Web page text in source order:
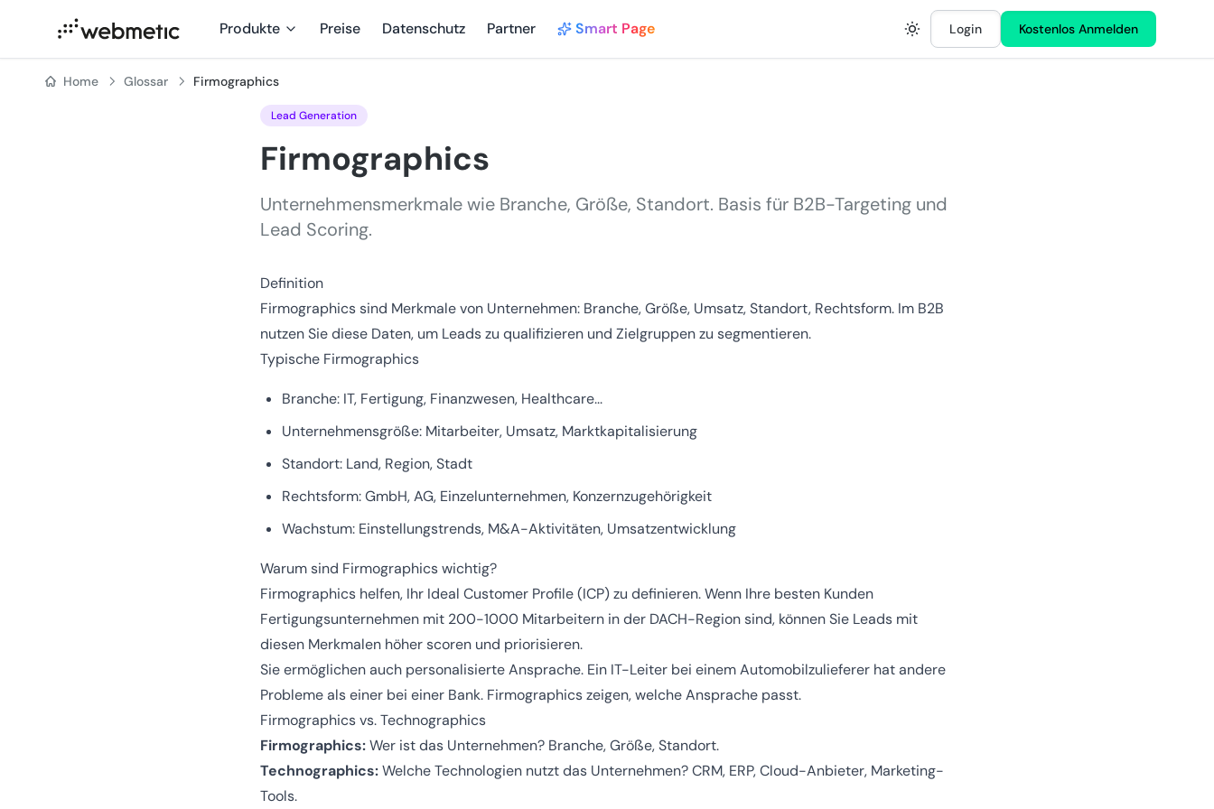
Produkte Preise Datenschutz Partner Smart Page Login Kostenlos Anmelden
Home Glossar Firmographics
Lead Generation
Firmographics
Unternehmensmerkmale wie Branche, Größe, Standort. Basis für B2B-Targeting und
Lead Scoring.
Definition
Firmographics sind Merkmale von Unternehmen: Branche, Größe, Umsatz, Standort, Rechtsform. Im B2B
nutzen Sie diese Daten, um Leads zu qualifizieren und Zielgruppen zu segmentieren.
Typische Firmographics
Branche: IT, Fertigung, Finanzwesen, Healthcare...
Unternehmensgröße: Mitarbeiter, Umsatz, Marktkapitalisierung
Standort: Land, Region, Stadt
Rechtsform: GmbH, AG, Einzelunternehmen, Konzernzugehörigkeit
Wachstum: Einstellungstrends, M&A-Aktivitäten, Umsatzentwicklung
Warum sind Firmographics wichtig?
Firmographics helfen, Ihr Ideal Customer Profile (ICP) zu definieren. Wenn Ihre besten Kunden
Fertigungsunternehmen mit 200-1000 Mitarbeitern in der DACH-Region sind, können Sie Leads mit
diesen Merkmalen höher scoren und priorisieren.
Sie ermöglichen auch personalisierte Ansprache. Ein IT-Leiter bei einem Automobilzulieferer hat andere
Probleme als einer bei einer Bank. Firmographics zeigen, welche Ansprache passt.
Firmographics vs. Technographics
Firmographics:Wer ist das Unternehmen? Branche, Größe, Standort.
Technographics:Welche Technologien nutzt das Unternehmen? CRM, ERP, Cloud-Anbieter, Marketing-
Tools.